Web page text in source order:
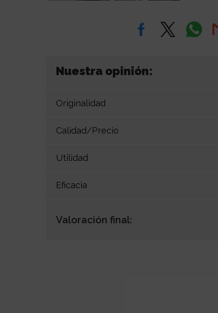
Nuestra opinión:
Originalidad
Calidad/Precio
Utilidad
Eficacia
Valoración final: